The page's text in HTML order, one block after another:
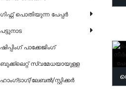
ഗിഫ്റ്റ് പൊതിയുന്ന പേപ്പർ
പട്ടുനാട
ഷിപ്പിംഗ് പാക്കേജിംഗ്
ബുക്ക്ലെറ്റ് സ്വമേധയായുള്ള
ഹാംഗ്‌ടാഗ്/ലേബൽ/സ്റ്റിക്കർ